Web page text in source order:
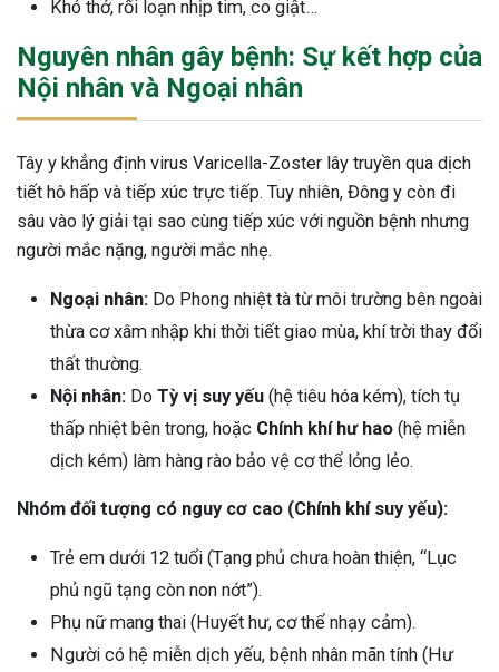
Khó thở, rối loạn nhịp tim, co giật…
Nguyên nhân gây bệnh: Sự kết hợp của
Nội nhân và Ngoại nhân
Tây y khẳng định virus Varicella-Zoster lây truyền qua dịch
tiết hô hấp và tiếp xúc trực tiếp. Tuy nhiên, Đông y còn đi
sâu vào lý giải tại sao cùng tiếp xúc với nguồn bệnh nhưng
người mắc nặng, người mắc nhẹ.
Ngoại nhân: Do Phong nhiệt tà từ môi trường bên ngoài
thừa cơ xâm nhập khi thời tiết giao mùa, khí trời thay đổi
thất thường.
Nội nhân: Do Tỳ vị suy yếu (hệ tiêu hóa kém), tích tụ
thấp nhiệt bên trong, hoặc Chính khí hư hao (hệ miễn
dịch kém) làm hàng rào bảo vệ cơ thể lỏng lẻo.
Nhóm đối tượng có nguy cơ cao (Chính khí suy yếu):
Trẻ em dưới 12 tuổi (Tạng phủ chưa hoàn thiện, “Lục
phủ ngũ tạng còn non nớt”).
Phụ nữ mang thai (Huyết hư, cơ thể nhạy cảm).
Người có hệ miễn dịch yếu, bệnh nhân mãn tính (Hư